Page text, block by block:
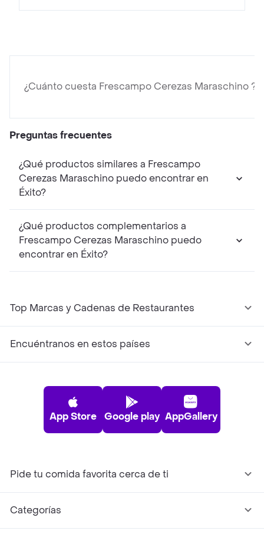
¿Cuánto cuesta Frescampo Cerezas Maraschino ?
Preguntas frecuentes
¿Qué productos similares a Frescampo
Cerezas Maraschino puedo encontrar en
Éxito?
¿Qué productos complementarios a
Frescampo Cerezas Maraschino puedo
encontrar en Éxito?
Top Marcas y Cadenas de Restaurantes
Encuéntranos en estos países
App Store Google play AppGallery
Pide tu comida favorita cerca de ti
Categorías